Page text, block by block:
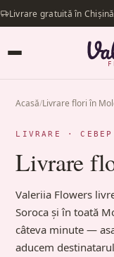
Acasă/Livrare flori în
LIVRARE · СЕВЕР
Livrare
Valeriia Flowers
Soroca și în toată
câteva minute —
aducem